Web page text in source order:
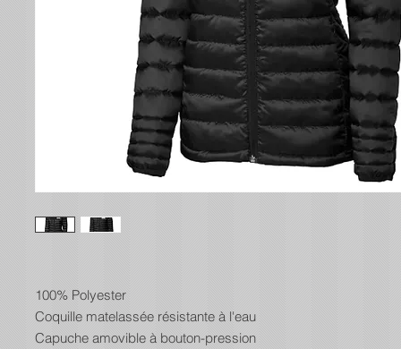
100% Polyester
Coquille matelassée résistante à l'eau
Capuche amovible à bouton-pression